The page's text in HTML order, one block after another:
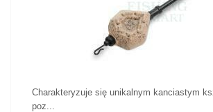
Charakteryzuje się unikalnym kanciastym
poz...